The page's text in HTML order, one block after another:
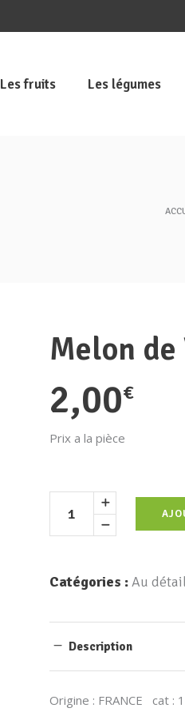
Les fruits Les légumes
Melon de
2,00€
Prix a la pièce
Catégories :Au
Description
Origine : FRANCE cat : 1